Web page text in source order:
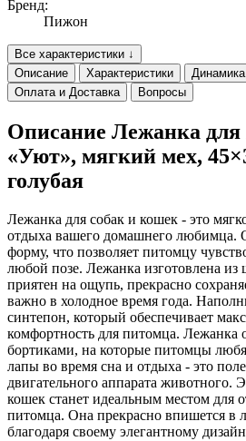
Бренд:
Пижон
Все характеристики ↓
Описание
Характеристики
Оплата и Доставка
Вопросы
Описание Лежанка
«Уют», мягкий мех,
голубая
Лежанка для собак и кошек - это
отдыха вашего домашнего любимца.
форму, что позволяет питомцу
любой позе. Лежанка изготовлена из
приятен на ощупь, прекрасно
важно в холодное время года.
синтепон, который обеспечивает
комфортность для питомца. Лежанка
бортиками, на которые питомцы
лапы во время сна и отдыха - это
двигательного аппарата животного.
кошек станет идеальным местом для
питомца. Она прекрасно впишется в
благодаря своему элегантному